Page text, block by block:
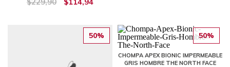
50% 50%
CHOMPA APEX BIONIC IMPERMEABLE
GRIS HOMBRE THE NORTH FACE